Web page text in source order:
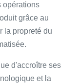
opérations
grâce au
la propreté du
d'accroître ses
et la